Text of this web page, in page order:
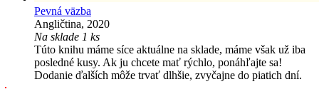
Pevná väzba
Angličtina, 2020
Na sklade 1 ks
Túto knihu máme síce aktuálne na sklade, máme však už iba
posledné kusy. Ak ju chcete mať rýchlo, ponáhľajte sa!
Dodanie ďalších môže trvať dlhšie, zvyčajne do piatich dní.